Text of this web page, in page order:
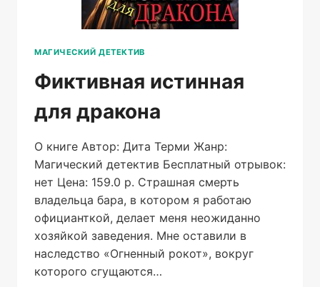
МАГИЧЕСКИЙ ДЕТЕКТИВ
Фиктивная истинная
для дракона
О книге Автор: Дита Терми Жанр:
Магический детектив Бесплатный отрывок:
нет Цена: 159.0 р. Страшная смерть
владельца бара, в котором я работаю
официанткой, делает меня неожиданно
хозяйкой заведения. Мне оставили в
наследство «Огненный рокот», вокруг
которого сгущаются…